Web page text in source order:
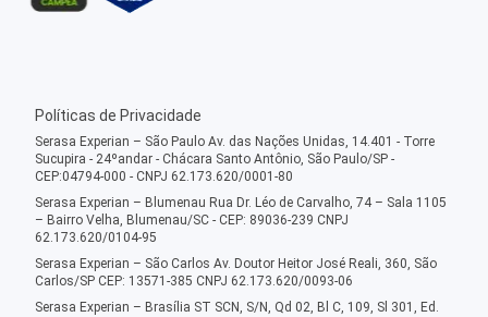
Políticas de Privacidade
Serasa Experian – São Paulo Av. das Nações Unidas, 14.401 - Torre
Sucupira - 24ºandar - Chácara Santo Antônio, São Paulo/SP -
CEP:04794-000 - CNPJ 62.173.620/0001-80
Serasa Experian – Blumenau Rua Dr. Léo de Carvalho, 74 – Sala 1105
– Bairro Velha, Blumenau/SC - CEP: 89036-239 CNPJ
62.173.620/0104-95
Serasa Experian – São Carlos Av. Doutor Heitor José Reali, 360, São
Carlos/SP CEP: 13571-385 CNPJ 62.173.620/0093-06
Serasa Experian – Brasília ST SCN, S/N, Qd 02, Bl C, 109, Sl 301, Ed.